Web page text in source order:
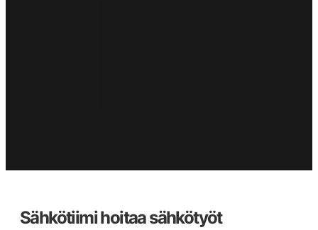
Sähkötiimi hoitaa sähkötyöt